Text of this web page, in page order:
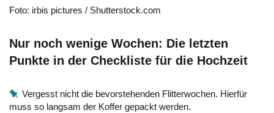
Foto: irbis pictures / Shutterstock.com
Nur noch wenige Wochen: Die letzten
Punkte in der Checkliste für die Hochzeit
Vergesst nicht die bevorstehenden Flitterwochen. Hierfür
muss so langsam der Koffer gepackt werden.